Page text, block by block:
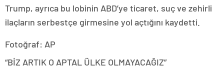
Trump, ayrıca bu lobinin ABD’ye ticaret, suç ve zehirli
ilaçların serbestçe girmesine yol açtığını kaydetti.
Fotoğraf: AP
“BİZ ARTIK O APTAL ÜLKE OLMAYACAĞIZ”